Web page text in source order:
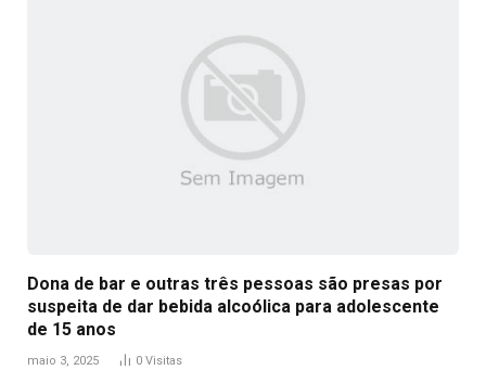
Dona de bar e outras três pessoas são presas por
suspeita de dar bebida alcoólica para adolescente
de 15 anos
maio 3, 2025 0 Visitas